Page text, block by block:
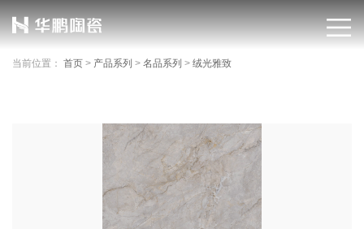
当前位置： 首页 > 产品系列 > 名品系列 > 绒光雅致